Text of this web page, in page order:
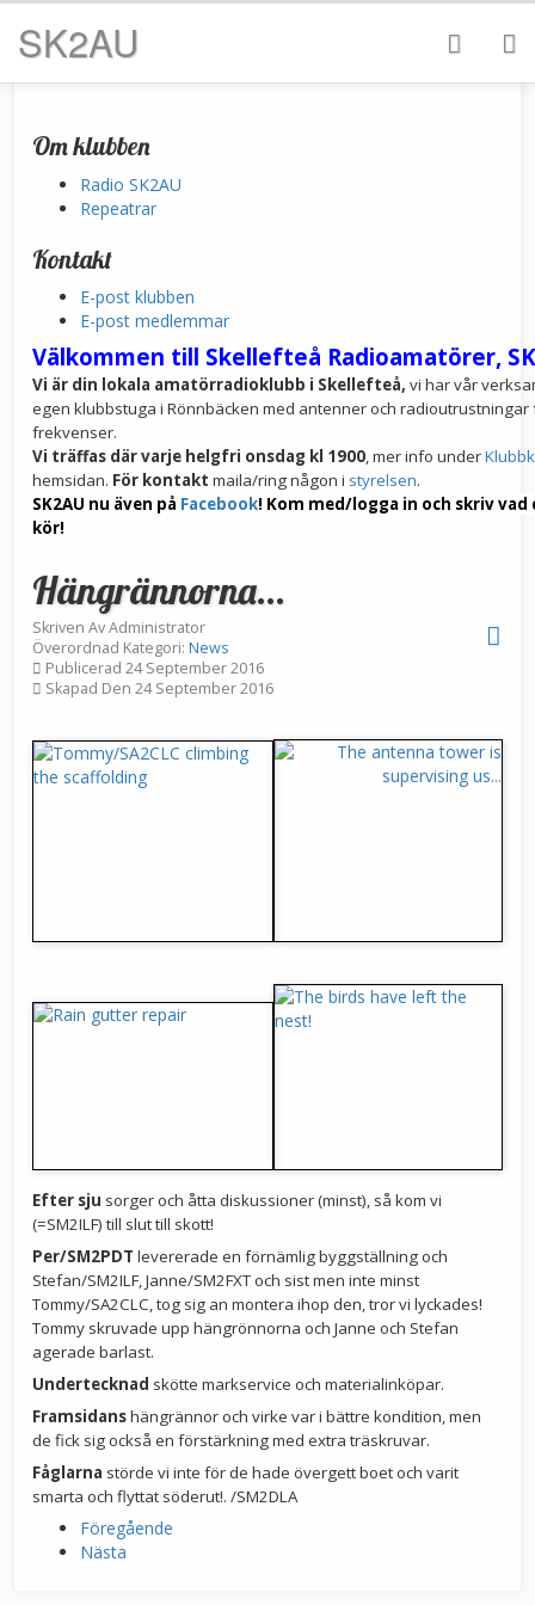
SK2AU
Om klubben
Radio SK2AU
Repeatrar
Kontakt
E-post klubben
E-post medlemmar
Välkommen till Skellefteå Radioamatörer,
Vi är din lokala amatörradioklubb i Skellefteå, vi har vår
egen klubbstuga i Rönnbäcken med antenner och
frekvenser.
Vi träffas där varje helgfri onsdag kl 1900, mer info under
hemsidan. För kontakt maila/ring någon i styrelsen.
SK2AU nu även på Facebook! Kom med/logga in och skriv vad
kör!
Hängrännorna...
Skriven AvAdministrator
Överordnad Kategori: News
Publicerad 24 September 2016
Skapad Den 24 September 2016
Efter sju sorger och åtta diskussioner (minst), så kom vi
(=SM2ILF) till slut till skott!
Per/SM2PDT levererade en förnämlig byggställning och
Stefan/SM2ILF, Janne/SM2FXT och sist men inte minst
Tommy/SA2CLC, tog sig an montera ihop den, tror vi lyckades!
Tommy skruvade upp hängrönnorna och Janne och Stefan
agerade barlast.
Undertecknad skötte markservice och materialinköpar.
Framsidanshängrännor och virke var i bättre kondition, men
de fick sig också en förstärkning med extra träskruvar.
Fåglarna störde vi inte för de hade övergett boet och varit
smarta och flyttat söderut!. /SM2DLA
Föregående
Nästa